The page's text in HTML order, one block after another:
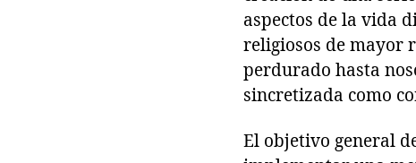
aspectos de la vida
religiosos de mayor
perdurado hasta
sincretizada como
El objetivo general